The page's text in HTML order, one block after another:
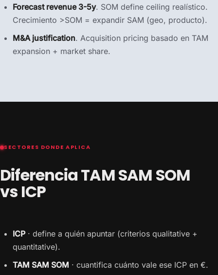
Forecast revenue 3-5y. SOM define ceiling realístico.
Crecimiento >SOM = expandir SAM (geo, producto).
M&A justification. Acquisition pricing basado en TAM
expansion + market share.
SECTORES DONDE APLICA
Diferencia TAM SAM SOM
vs ICP
ICP· define a quién apuntar (criterios qualitative +
quantitative).
TAM SAM SOM · cuantifica cuánto vale ese ICP en €.